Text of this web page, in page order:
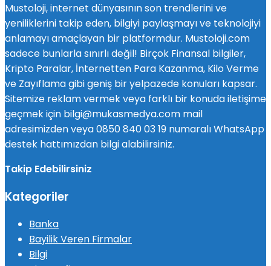
Mustoloji, internet dünyasının son trendlerini ve
yeniliklerini takip eden, bilgiyi paylaşmayı ve teknolojiyi
anlamayı amaçlayan bir platformdur. Mustoloji.com
sadece bunlarla sınırlı değil! Birçok Finansal bilgiler,
Kripto Paralar, İnternetten Para Kazanma, Kilo Verme
ve Zayıflama gibi geniş bir yelpazede konuları kapsar.
Sitemize reklam vermek veya farklı bir konuda iletişime
geçmek için bilgi@mukasmedya.com mail
adresimizden veya 0850 840 03 19 numaralı WhatsApp
destek hattımızdan bilgi alabilirsiniz.
Takip Edebilirsiniz
Kategoriler
Banka
Bayilik Veren Firmalar
Bilgi